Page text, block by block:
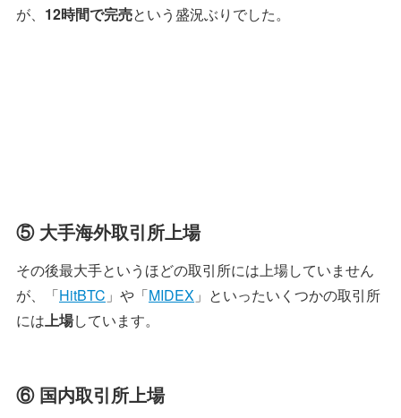
が、 12時間で完売という盛況ぶりでした。
⑤ 大手海外取引所上場
その後最大手というほどの取引所には上場していません
が、「HitBTC 」や「MIDEX 」といったいくつかの取引所
には上場しています。
⑥ 国内取引所上場